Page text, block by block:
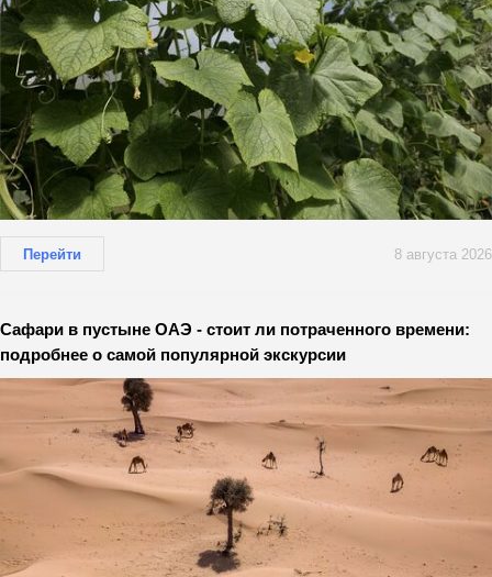
Перейти 8 августа 2026
Сафари в пустыне ОАЭ - стоит ли потраченного времени:
подробнее о самой популярной экскурсии